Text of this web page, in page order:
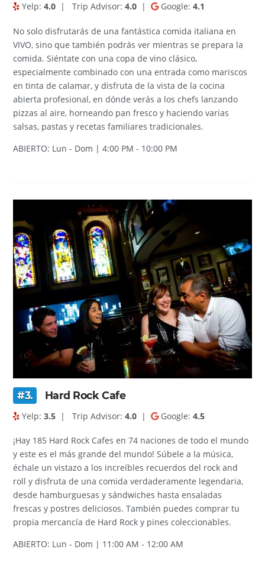
Yelp:4.0 | Trip Advisor:4.0 | Google:4.1
No solo disfrutarás de una fantástica comida italiana en
VIVO, sino que también podrás ver mientras se prepara la
comida. Siéntate con una copa de vino clásico,
especialmente combinado con una entrada como mariscos
en tinta de calamar, y disfruta de la vista de la cocina
abierta profesional, en dónde verás a los chefs lanzando
pizzas al aire, horneando pan fresco y haciendo varias
salsas, pastas y recetas familiares tradicionales.
ABIERTO: Lun - Dom | 4:00 PM - 10:00 PM
#3. Hard Rock Cafe
Yelp:3.5 | Trip Advisor:4.0 | Google:4.5
¡Hay 185 Hard Rock Cafes en 74 naciones de todo el mundo
y este es el más grande del mundo! Súbele a la música,
échale un vistazo a los increíbles recuerdos del rock and
roll y disfruta de una comida verdaderamente legendaria,
desde hamburguesas y sándwiches hasta ensaladas
frescas y postres deliciosos. También puedes comprar tu
propia mercancía de Hard Rock y pines coleccionables.
ABIERTO: Lun - Dom | 11:00 AM - 12:00 AM